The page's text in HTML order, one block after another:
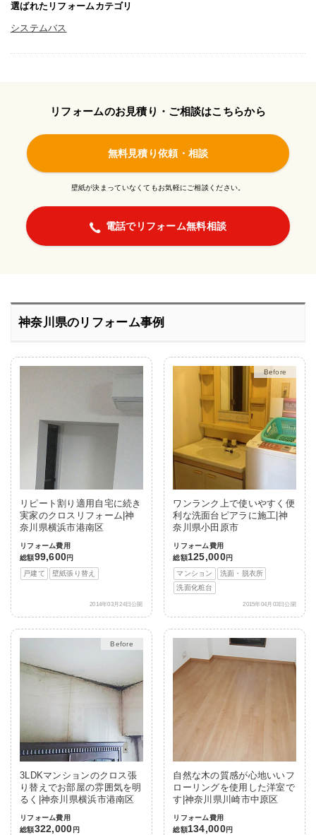
選ばれたリフォームカテゴリ
システムバス
リフォームのお見積り・ご相談はこちらから
無料見積り依頼・相談
壁紙が決まっていなくてもお気軽にご相談ください。
電話でリフォーム無料相談
神奈川県のリフォーム事例
リピート割り適用自宅に続き
実家のクロスリフォーム|神
奈川県横浜市港南区
リフォーム費用
総額99,600円
戸建て
壁紙張り替え
2014年03月24日公開
After
ワンランク上で使いやすく便
利な洗面台ピアラに施工|神
奈川県小田原市
リフォーム費用
総額125,000円
マンション
洗面・脱衣所
洗面化粧台
2015年04月03日公開
After
3LDKマンションのクロス張
り替えでお部屋の雰囲気を明
るく|神奈川県横浜市港南区
リフォーム費用
総額322,000 円
自然な木の質感が心地いいフ
ローリングを使用した洋室で
す|神奈川県川崎市中原区
リフォーム費用
総額134,000円